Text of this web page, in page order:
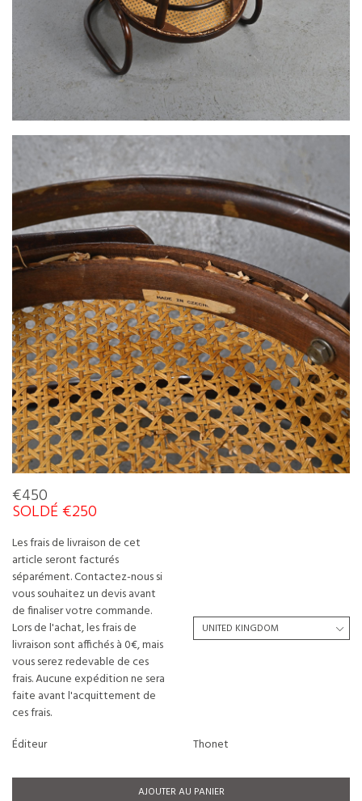
€450
SOLDÉ €250
Les frais de livraison de cet
article seront facturés
séparément. Contactez-nous si
vous souhaitez un devis avant
de finaliser votre commande.
Lors de l'achat, les frais de
livraison sont affichés à 0€, mais
vous serez redevable de ces
frais. Aucune expédition ne sera
faite avant l'acquittement de
ces frais.
Éditeur
Thonet
AJOUTER AU PANIER